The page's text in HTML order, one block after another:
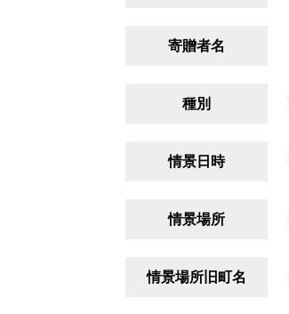
寄贈者名
種別
情景日時
情景場所
情景場所旧町名